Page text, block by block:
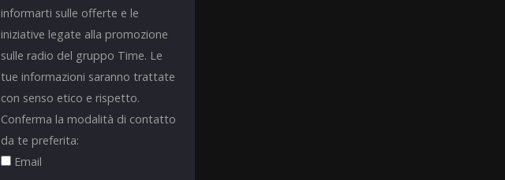
informarti sulle offerte e le
iniziative legate alla promozione
sulle radio del gruppo Time. Le
tue informazioni saranno trattate
con senso etico e rispetto.
Conferma la modalità di contatto
da te preferita:
Email